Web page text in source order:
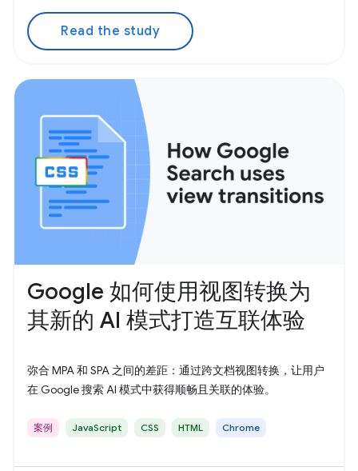
Read the study
Google 如何使用视图转换为
其新的 AI 模式打造互联体验
弥合 MPA 和 SPA 之间的差距：通过跨文档视图转换，让用户
在 Google 搜索 AI 模式中获得顺畅且关联的体验。
案例 JavaScript CSS HTML Chrome